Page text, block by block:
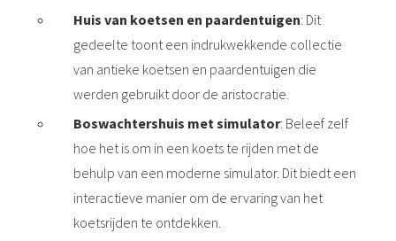
Huis van koetsen en paardentuigen: Dit
gedeelte toont een indrukwekkende collectie
van antieke koetsen en paardentuigen die
werden gebruikt door de aristocratie.
Boswachtershuis met simulator: Beleef zelf
hoe het is om in een koets te rijden met de
behulp van een moderne simulator. Dit biedt een
interactieve manier om de ervaring van het
koetsrijden te ontdekken.